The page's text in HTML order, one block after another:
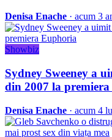
Denisa Enache · acum 3
Showbiz
Sydney Sweeney a
din 2007 la
Denisa Enache · acum 4